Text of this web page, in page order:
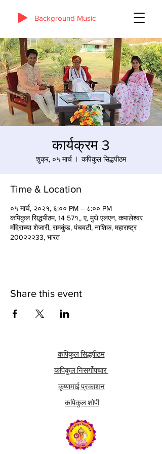
Background Music
कार्यक्रम 3
शुक्र, ०५ मार्च
  |
कपिकुल सिद्धपीठम
Time & Location
०५ मार्च, २०२१, ६:०० PM – ८:०० PM
कपिकुल सिद्धपीठम, 14 57१,, ए, मुथे एलएन, कपालेश्वर
मंदिराच्या शेजारी, रामकुंड, पंचवटी, नाशिक, महाराष्ट्र
200२२२33, भारत
Share this event
कपिकुल सिद्धपीठम
कपिकुल निसर्गोपचार
कृष्णमाई प्रकाशन
कपिकुल शोपी